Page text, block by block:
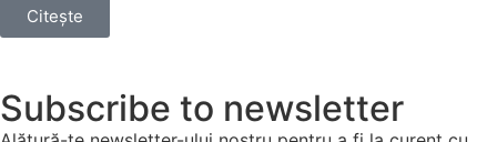
Citește
Subscribe to newsletter